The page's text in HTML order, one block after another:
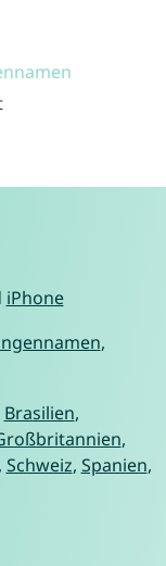
iPhone
,
Brasilien,
,
, Schweiz, Spanien,